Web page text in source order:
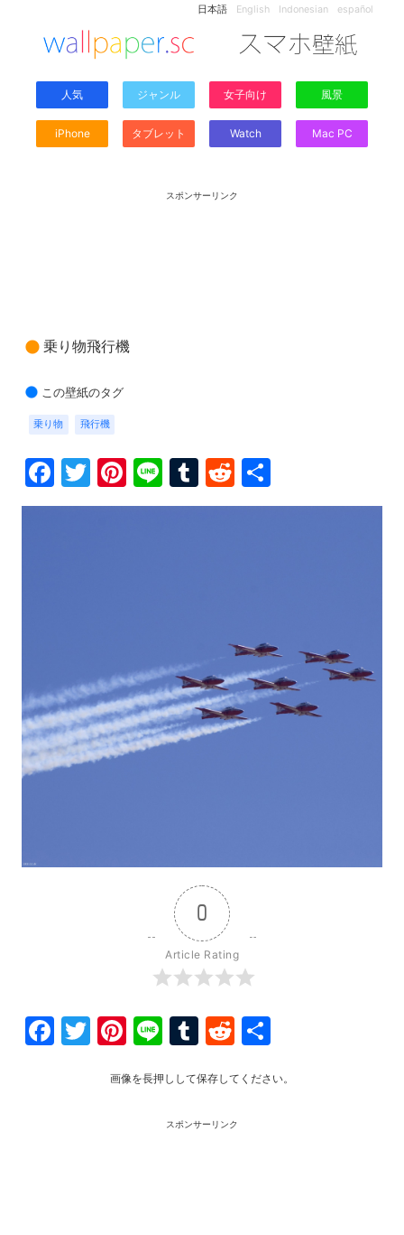
日本語 English Indonesian español
人気 ジャンル 女子向け 風景
iPhone タブレット Watch Mac PC
スポンサーリンク
乗り物飛行機
この壁紙のタグ
乗り物 飛行機
Facebook
Twitter
Pinterest
LineTumblr
Reddit
有
0
Article Rating
Facebook
Twitter
Pinterest
LineTumblr
Reddit
画像を長押しして保存してください。
スポンサーリンク